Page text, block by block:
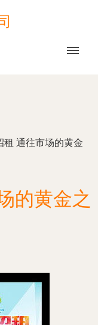
租 通往市场的黄金
的黄金之